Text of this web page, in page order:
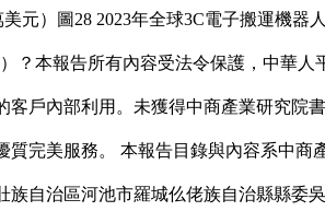
美元）圖28 2023年全球3C電子搬運機
？本報告所有內容受法令保護，中華
戶內部利用。未獲得中商產業研究
完美服務。 本報告目錄與內容系中
自治區河池市羅城仫佬族自治縣縣